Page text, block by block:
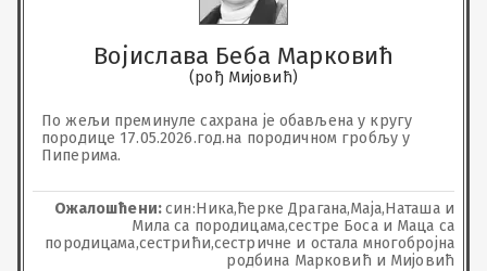
Војислава Беба Марковић
(рођ Мијовић)
По жељи преминуле сахрана је обављена у кругу
породице 17.05.2026.год.на породичном гробљу у
Пиперима.
Ожалошћени:син:Ника,ћерке Драгана,Маја,Наташа и
Мила са породицама,сестре Боса и Маца са
породицама,сестрићи,сестричне и остала многобројна
родбина Марковић и Мијовић